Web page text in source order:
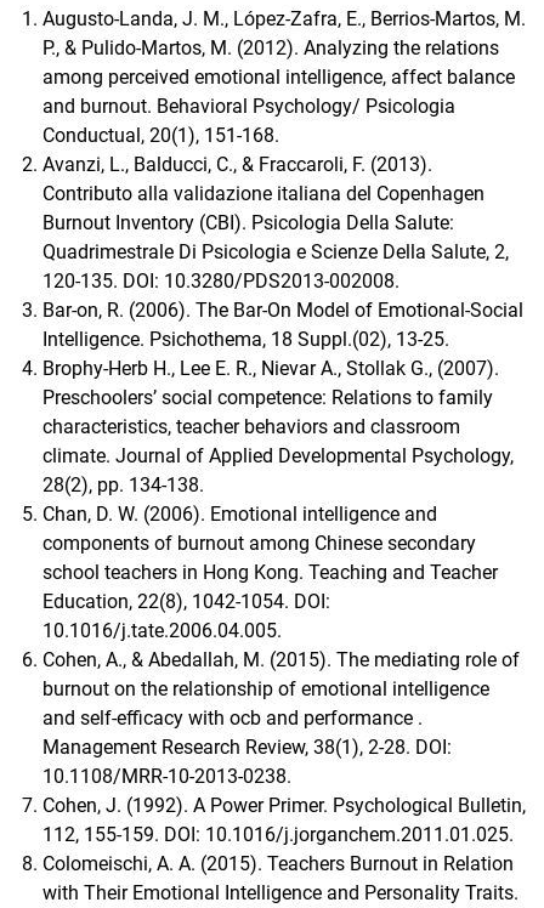
Augusto-Landa, J. M., López-Zafra, E., Berrios-Martos, M.
P., & Pulido-Martos, M. (2012). Analyzing the relations
among perceived emotional intelligence, affect balance
and burnout. Behavioral Psychology/ Psicologia
Conductual, 20(1), 151-168.
Avanzi, L., Balducci, C., & Fraccaroli, F. (2013).
Contributo alla validazione italiana del Copenhagen
Burnout Inventory (CBI). Psicologia Della Salute:
Quadrimestrale Di Psicologia e Scienze Della Salute, 2,
120-135. DOI: 10.3280/PDS2013-002008.
Bar-on, R. (2006). The Bar-On Model of Emotional-Social
Intelligence. Psichothema, 18 Suppl.(02), 13-25.
Brophy-Herb H., Lee E. R., Nievar A., Stollak G., (2007).
Preschoolers’ social competence: Relations to family
characteristics, teacher behaviors and classroom
climate. Journal of Applied Developmental Psychology,
28(2), pp. 134-138.
Chan, D. W. (2006). Emotional intelligence and
components of burnout among Chinese secondary
school teachers in Hong Kong. Teaching and Teacher
Education, 22(8), 1042-1054. DOI:
10.1016/j.tate.2006.04.005.
Cohen, A., & Abedallah, M. (2015). The mediating role of
burnout on the relationship of emotional intelligence
and self-efficacy with ocb and performance .
Management Research Review, 38(1), 2-28. DOI:
10.1108/MRR-10-2013-0238.
Cohen, J. (1992). A Power Primer. Psychological Bulletin,
112, 155-159. DOI: 10.1016/j.jorganchem.2011.01.025.
Colomeischi, A. A. (2015). Teachers Burnout in Relation
with Their Emotional Intelligence and Personality Traits.